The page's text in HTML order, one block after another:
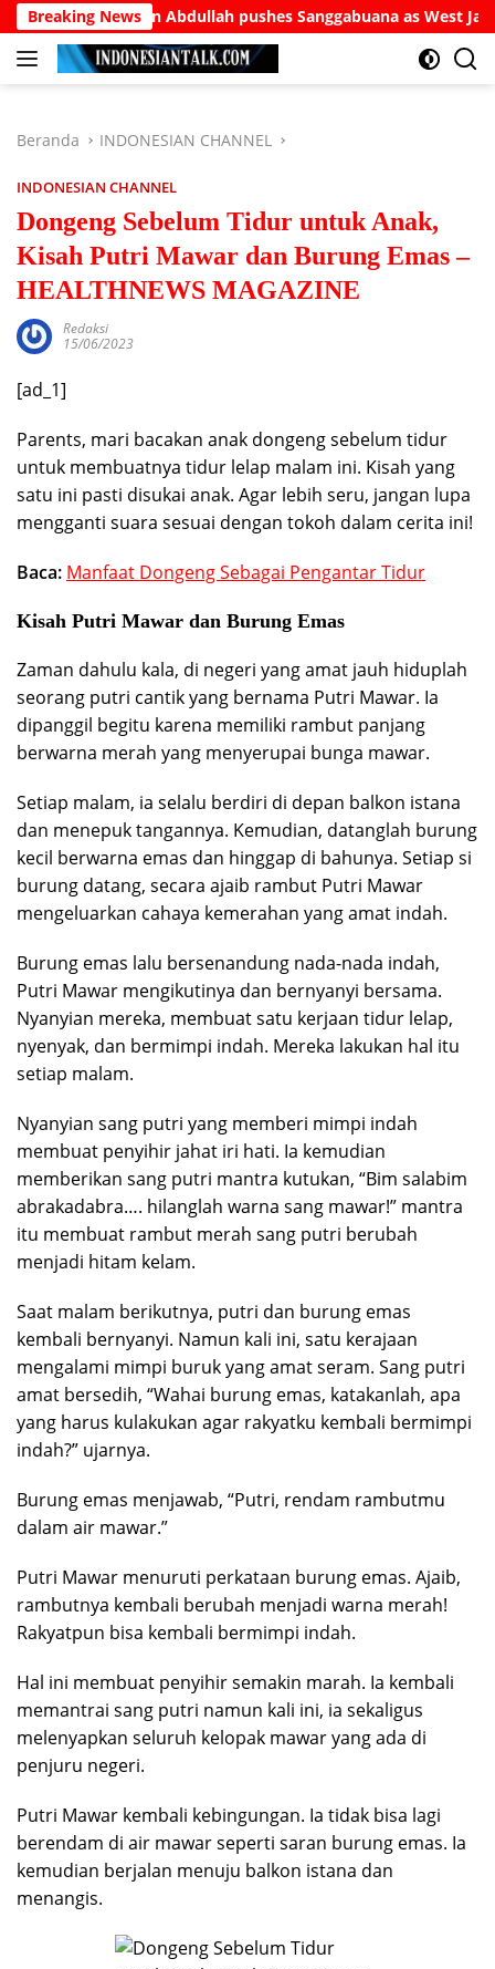
Langsung
ke
konten
Breaking NewsAbdullah pushes Sanggabuana as West Java’s
Beranda INDONESIAN CHANNEL
INDONESIAN CHANNEL
Dongeng Sebelum Tidur untuk Anak,
Kisah Putri Mawar dan Burung Emas –
HEALTHNEWS MAGAZINE
Redaksi
15/06/2023
[ad_1]
Parents, mari bacakan anak dongeng sebelum tidur
untuk membuatnya tidur lelap malam ini. Kisah yang
satu ini pasti disukai anak. Agar lebih seru, jangan lupa
mengganti suara sesuai dengan tokoh dalam cerita ini!
Baca: Manfaat Dongeng Sebagai Pengantar Tidur
Kisah Putri Mawar dan Burung Emas
Zaman dahulu kala, di negeri yang amat jauh hiduplah
seorang putri cantik yang bernama Putri Mawar. Ia
dipanggil begitu karena memiliki rambut panjang
berwarna merah yang menyerupai bunga mawar.
Setiap malam, ia selalu berdiri di depan balkon istana
dan menepuk tangannya. Kemudian, datanglah burung
kecil berwarna emas dan hinggap di bahunya. Setiap si
burung datang, secara ajaib rambut Putri Mawar
mengeluarkan cahaya kemerahan yang amat indah.
Burung emas lalu bersenandung nada-nada indah,
Putri Mawar mengikutinya dan bernyanyi bersama.
Nyanyian mereka, membuat satu kerjaan tidur lelap,
nyenyak, dan bermimpi indah. Mereka lakukan hal itu
setiap malam.
Nyanyian sang putri yang memberi mimpi indah
membuat penyihir jahat iri hati. Ia kemudian
memberikan sang putri mantra kutukan, “Bim salabim
abrakadabra…. hilanglah warna sang mawar!” mantra
itu membuat rambut merah sang putri berubah
menjadi hitam kelam.
Saat malam berikutnya, putri dan burung emas
kembali bernyanyi. Namun kali ini, satu kerajaan
mengalami mimpi buruk yang amat seram. Sang putri
amat bersedih, “Wahai burung emas, katakanlah, apa
yang harus kulakukan agar rakyatku kembali bermimpi
indah?” ujarnya.
Burung emas menjawab, “Putri, rendam rambutmu
dalam air mawar.”
Putri Mawar menuruti perkataan burung emas. Ajaib,
rambutnya kembali berubah menjadi warna merah!
Rakyatpun bisa kembali bermimpi indah.
Hal ini membuat penyihir semakin marah. Ia kembali
memantrai sang putri namun kali ini, ia sekaligus
melenyapkan seluruh kelopak mawar yang ada di
penjuru negeri.
Putri Mawar kembali kebingungan. Ia tidak bisa lagi
berendam di air mawar seperti saran burung emas. Ia
kemudian berjalan menuju balkon istana dan
menangis.